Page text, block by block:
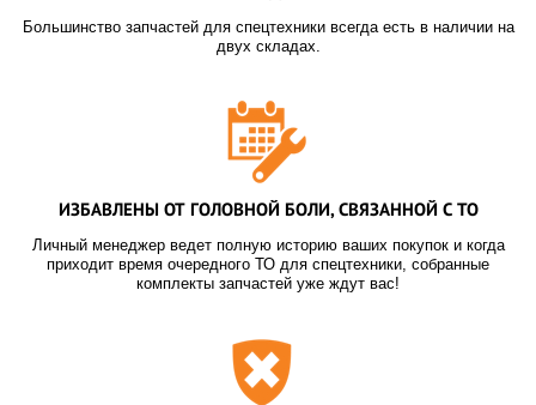
Большинство запчастей для спецтехники всегда есть в наличии на
двух складах.
ИЗБАВЛЕНЫ ОТ ГОЛОВНОЙ БОЛИ, СВЯЗАННОЙ С ТО
Личный менеджер ведет полную историю ваших покупок и когда
приходит время очередного ТО для спецтехники, собранные
комплекты запчастей уже ждут вас!